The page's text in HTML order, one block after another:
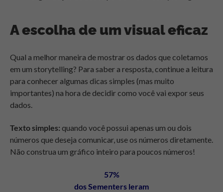
A escolha de um visual eficaz
Qual a melhor maneira de mostrar os dados que coletamos
em um storytelling? Para saber a resposta, continue a leitura
para conhecer algumas dicas simples (mas muito
importantes) na hora de decidir como você vai expor seus
dados.
Texto simples: quando você possui apenas um ou dois
números que deseja comunicar, use os números diretamente.
Não construa um gráfico inteiro para poucos números!
57%
dos Sementers leram